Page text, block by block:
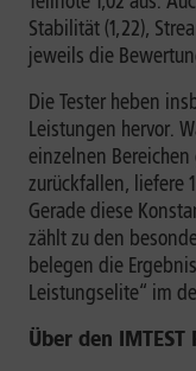
Stabilität (1,22),
jeweils die
Die Tester heben
Leistungen hervor.
einzelnen
zurückfallen, liefere
Gerade diese
zählt zu den
belegen die
Leistungselite“ im
Über den